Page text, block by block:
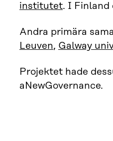
institutet. I Finland
Andra primära
Leuven, Galway
Projektet hade
aNewGovernance.